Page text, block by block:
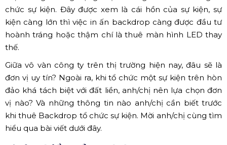
chức sự kiện. Đây được xem là cái hồn của sự kiện, sự
kiện càng lớn thì việc in ấn backdrop càng được đầu tư
hoành tráng hoặc thậm chí là thuê màn hình LED thay
thế.
Giữa vô vàn công ty trên thị trường hiện nay, đâu sẽ là
đơn vị uy tín? Ngoài ra, khi tổ chức một sự kiện trên hòn
đảo khá tách biệt với đất liền, anh/chị nên lựa chọn đơn
vị nào? Và những thông tin nào anh/chị cần biết trước
khi thuê Backdrop tổ chức sự kiện. Mời anh/chị cùng tìm
hiểu qua bài viết dưới đây.